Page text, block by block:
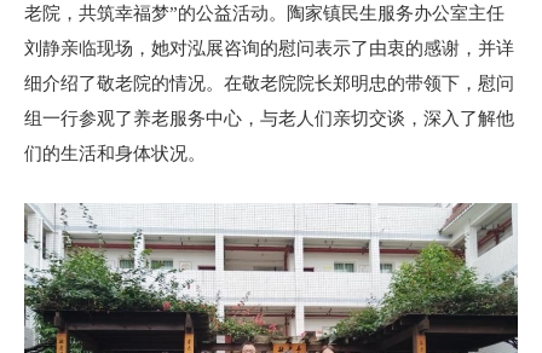
老院，共筑幸福梦”的公益活动。陶家镇民生服务办公室主任
刘静亲临现场，她对泓展咨询的慰问表示了由衷的感谢，并详
细介绍了敬老院的情况。在敬老院院长郑明忠的带领下，慰问
组一行参观了养老服务中心，与老人们亲切交谈，深入了解他
们的生活和身体状况。